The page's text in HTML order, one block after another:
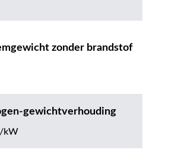
zonder brandstof
gewichtverhouding
kW